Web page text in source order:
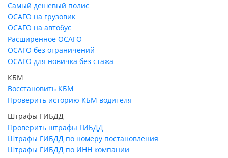
Самый дешевый полис
ОСАГО на грузовик
ОСАГО на автобус
Расширенное ОСАГО
ОСАГО без ограничений
ОСАГО для новичка без стажа
КБМ
Восстановить КБМ
Проверить историю КБМ водителя
Штрафы ГИБДД
Проверить штрафы ГИБДД
Штрафы ГИБДД по номеру постановления
Штрафы ГИБДД по ИНН компании